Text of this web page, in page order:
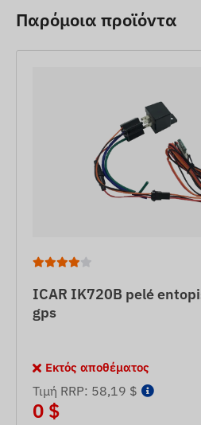
Παρόμοια προϊόντα
ICAR IK720B pelé
gps
Εκτός αποθέματος
Τιμή RRP: 58,19 $
0 $